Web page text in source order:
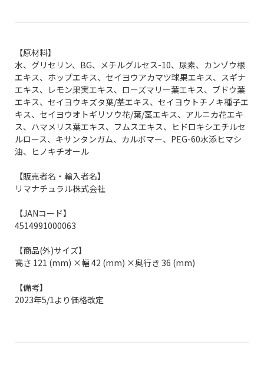
【原材料】
水、グリセリン、BG、メチルグルセス-10、尿素、カンゾウ根
エキス、ホップエキス、セイヨウアカマツ球果エキス、スギナ
エキス、レモン果実エキス、ローズマリー葉エキス、ブドウ葉
エキス、セイヨウキズタ葉/茎エキス、セイヨウトチノキ種子エ
キス、セイヨウオトギリソウ花/葉/茎エキス、アルニカ花エキ
ス、ハマメリス葉エキス、フムスエキス、ヒドロキシエチルセ
ルロース、キサンタンガム、カルボマー、PEG-60水添ヒマシ
油、ヒノキチオール
【販売者名・輸入者名】
リマナチュラル株式会社
【JANコード】
4514991000063
【商品(外)サイズ】
高さ 121 (mm) ×幅 42 (mm) ×奥行き 36 (mm)
【備考】
2023年5/1より価格改定